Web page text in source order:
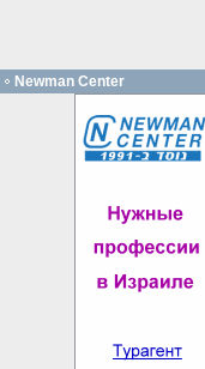
Newman Center